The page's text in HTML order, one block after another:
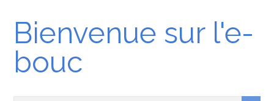
Bienvenue sur l'e-
bouc